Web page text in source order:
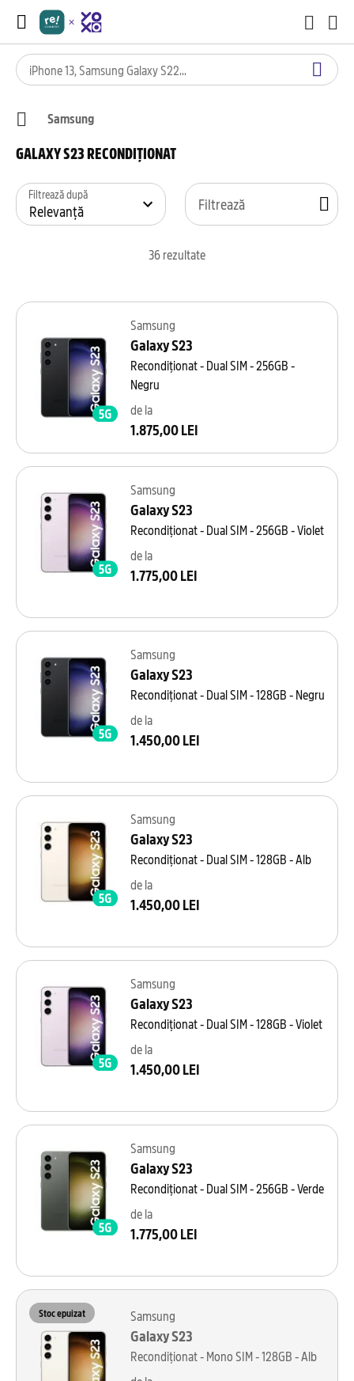
Samsung
GALAXY S23 RECONDIȚIONAT
36rezultate
Filtrează după Filtrează
Samsung
Galaxy S23
Recondiționat - Dual SIM - 256GB -
Negru
de la
1.875,00 LEI
Samsung
Galaxy S23
Recondiționat - Dual SIM - 256GB - Violet
de la
1.775,00 LEI
Samsung
Galaxy S23
Recondiționat - Dual SIM - 128GB - Negru
de la
1.450,00 LEI
Samsung
Galaxy S23
Recondiționat - Dual SIM - 128GB - Alb
de la
1.450,00 LEI
Samsung
Galaxy S23
Recondiționat - Dual SIM - 128GB - Violet
de la
1.450,00 LEI
Samsung
Galaxy S23
Recondiționat - Dual SIM - 256GB - Verde
de la
1.775,00 LEI
Stoc epuizat Samsung
Galaxy S23
Recondiționat - Mono SIM - 128GB - Alb